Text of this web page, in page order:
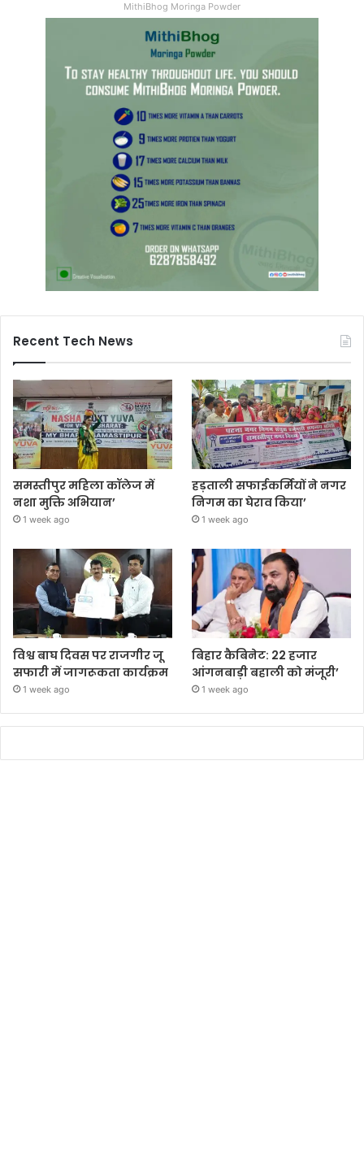
MithiBhog Moringa Powder
Recent Tech News
समस्तीपुर महिला कॉलेज में
नशा मुक्ति अभियान’
1 week ago
हड़ताली सफाईकर्मियों ने नगर
निगम का घेराव किया’
1 week ago
विश्व बाघ दिवस पर राजगीर जू
सफारी में जागरूकता कार्यक्रम
1 week ago
बिहार कैबिनेट: 22 हजार
आंगनबाड़ी बहाली को मंजूरी’
1 week ago